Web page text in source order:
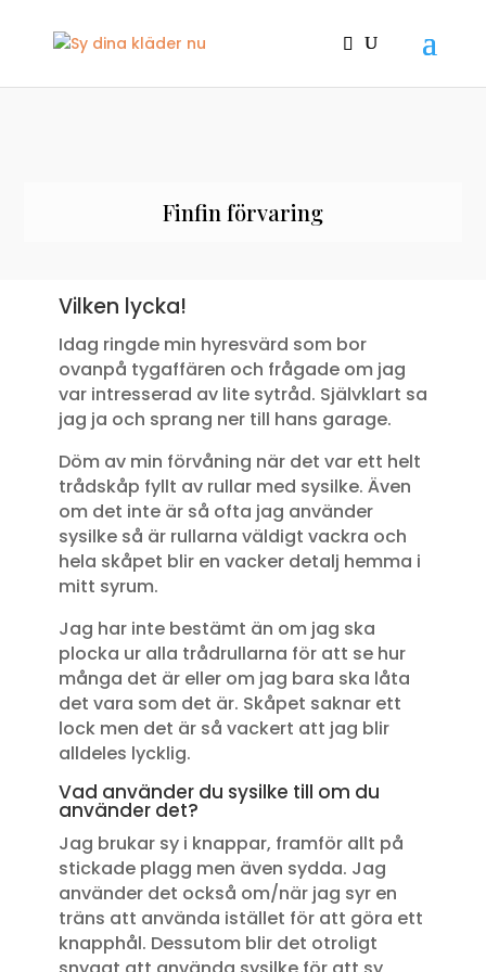
Finfin förvaring
Vilken lycka!
Idag ringde min hyresvärd som bor
ovanpå tygaffären och frågade om jag
var intresserad av lite sytråd. Självklart sa
jag ja och sprang ner till hans garage.
Döm av min förvåning när det var ett helt
trådskåp fyllt av rullar med sysilke. Även
om det inte är så ofta jag använder
sysilke så är rullarna väldigt vackra och
hela skåpet blir en vacker detalj hemma i
mitt syrum.
Jag har inte bestämt än om jag ska
plocka ur alla trådrullarna för att se hur
många det är eller om jag bara ska låta
det vara som det är. Skåpet saknar ett
lock men det är så vackert att jag blir
alldeles lycklig.
Vad använder du sysilke till om du
använder det?
Jag brukar sy i knappar, framför allt på
stickade plagg men även sydda. Jag
använder det också om/när jag syr en
träns att använda istället för att göra ett
knapphål. Dessutom blir det otroligt